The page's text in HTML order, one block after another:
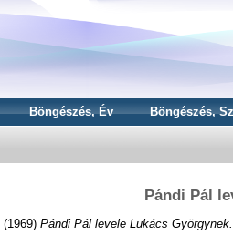
Böngészés, Év Böngészés,
Pándi Pál
(1969) Pándi Pál levele Lukács Györgynek.